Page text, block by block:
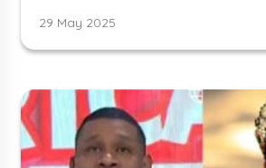
29 May 2025